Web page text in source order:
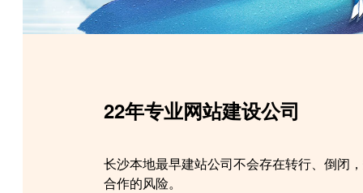
22年专业网站建设公司
长沙本地最早建站公司不会存在转行、倒闭
合作的风险。